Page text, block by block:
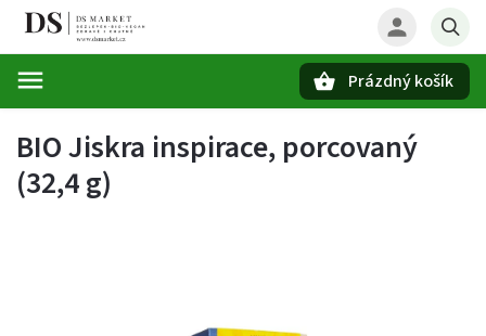
Prázdný košík
BIO Jiskra inspirace, porcovaný
(32,4 g)